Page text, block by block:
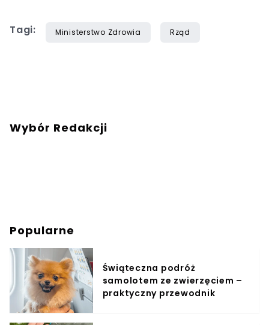
Tagi: Ministerstwo Zdrowia Rząd
Wybór Redakcji
Popularne
Świąteczna podróż
samolotem ze zwierzęciem –
praktyczny przewodnik